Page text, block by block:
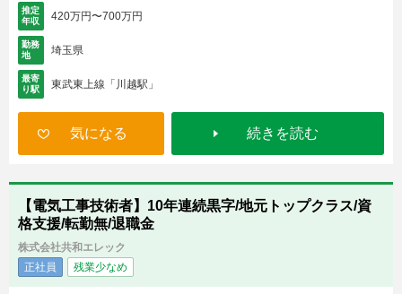
推定
年収
420万円〜700万円
勤務
地
埼玉県
最寄
り駅
東武東上線「川越駅」
気になる 続きを読む
【電気工事技術者】10年連続黒字/地元トップクラス/資
格支援/転勤無/退職金
株式会社共和エレック
正社員
残業少なめ